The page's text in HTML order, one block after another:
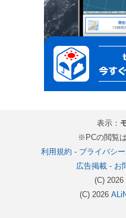
表示：
※PCの閲覧
利用規約 - プライバシ
広告掲載- お
(C) 2026
(C) 2026